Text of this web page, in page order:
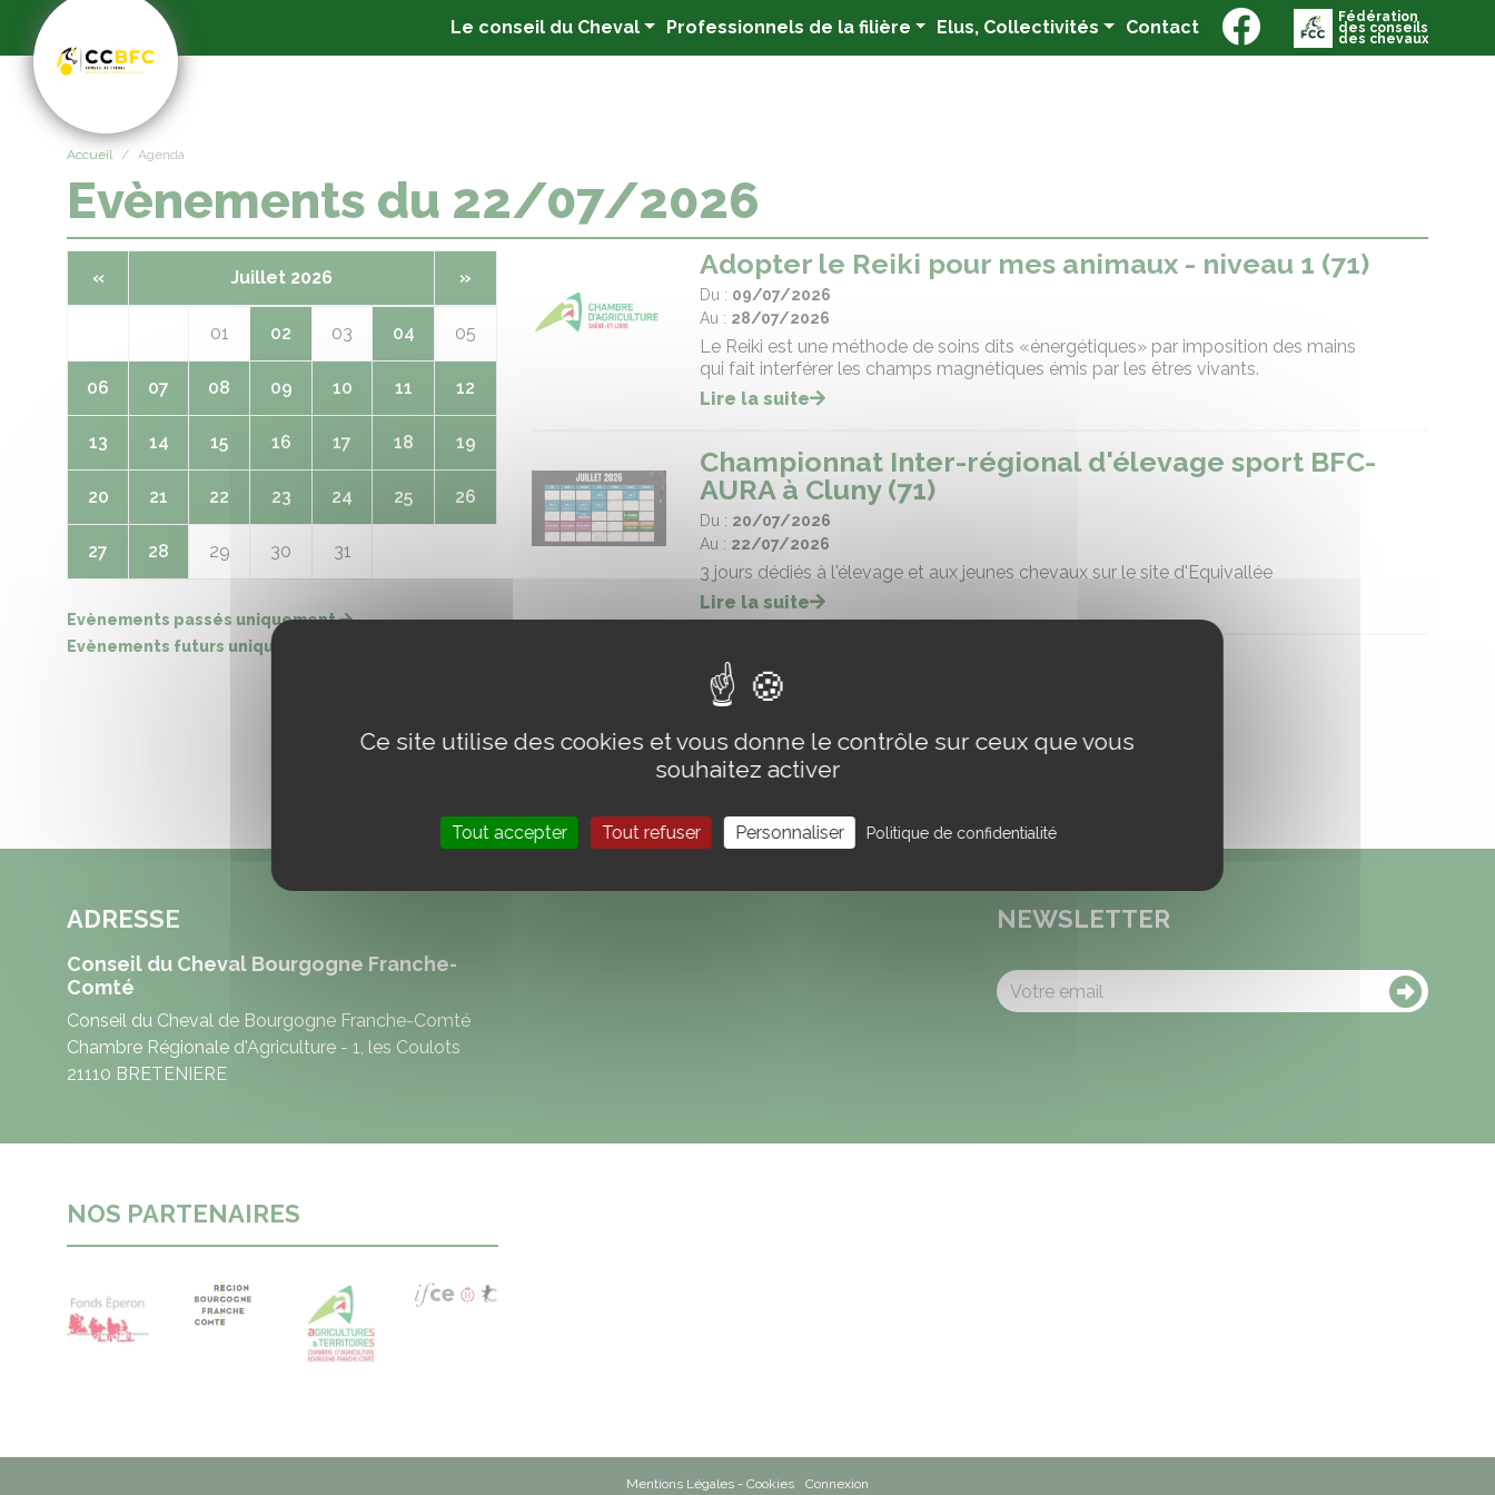
Le conseil du Cheval Professionnels de la filière Elus, Collectivités Contact(current) Fédération
des conseils
des chevaux
Accueil Agenda
Evènements du 22/07/2026
« Juillet 2026 »
01 02 03 04 05
06 07 08 09 10 11 12
13 14 15 16 17 18 19
20 21 22 23 24 25 26
27 28 29 30 31
Evènements passés uniquement
Evènements futurs uniquement
Adopter le Reiki pour mes animaux - niveau 1 (71)
Du : 09/07/2026
Au : 28/07/2026
Le Reiki est une méthode de soins dits «énergétiques» par imposition des mains
qui fait interférer les champs magnétiques émis par les êtres vivants.
Lire la suite
Championnat Inter-régional d'élevage sport BFC-
AURA à Cluny (71)
Du : 20/07/2026
Au : 22/07/2026
3 jours dédiés à l'élevage et aux jeunes chevaux sur le site d'Equivallée
Lire la suite
ADRESSE
Conseil du Cheval Bourgogne Franche-
Comté
Conseil du Cheval de Bourgogne Franche-Comté
Chambre Régionale d'Agriculture - 1, les Coulots
21110 BRETENIERE
NEWSLETTER
NOS PARTENAIRES
Mentions Légales - Cookies Connexion
Panneau de gestion des cookies
Ce site utilise des cookies et vous donne le contrôle sur ceux que vous
souhaitez activer
Tout accepter Tout refuser Personnaliser Politique de confidentialité